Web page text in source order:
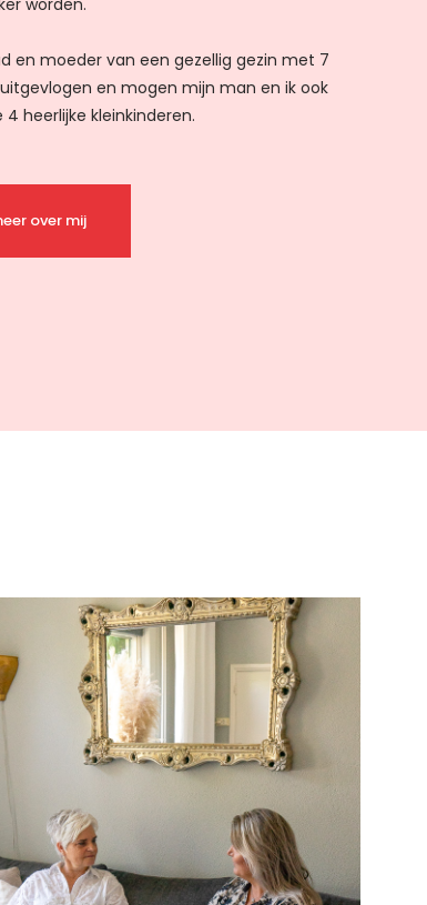
worden.
en moeder van een gezellig gezin met 7
en mogen mijn man en ik ook
heerlijke kleinkinderen.
over mij